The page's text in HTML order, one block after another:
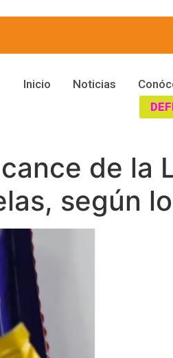
Inicio Noticias
de la
según